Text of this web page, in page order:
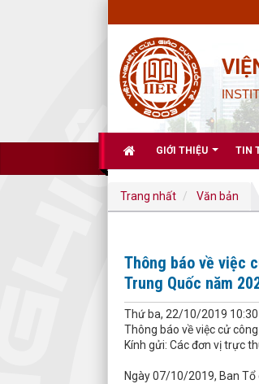
GIỚI THIỆU TIN
Trang nhất Văn bản
Thông báo về việc
Trung Quốc năm
Thứ ba, 22/10/2019
Thông báo về việc cử
Kính gửi: Các đơn vị trực
Ngày 07/10/2019, Ban Tổ